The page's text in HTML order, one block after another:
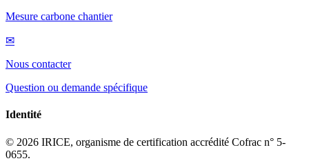
Mesure carbone chantier
✉
Nous contacter
Question ou demande spécifique
Identité
© 2026 IRICE, organisme de certification accrédité Cofrac n° 5-
0655.